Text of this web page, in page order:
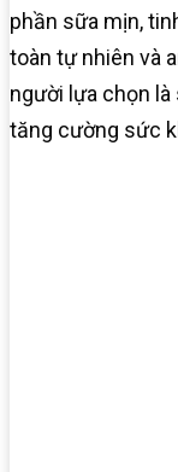
phần sữa mịn,
toàn tự nhiên và
người lựa chọn
tăng cường sức